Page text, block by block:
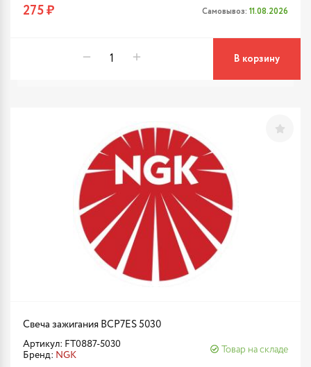
275 ₽ Самовывоз: 11.08.2026
В корзину
Свеча зажигания BCP7ES 5030
Артикул: FT0887-5030
Бренд: NGK
Товар на складе